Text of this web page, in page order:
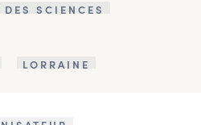
SCIENCES
LORRAINE